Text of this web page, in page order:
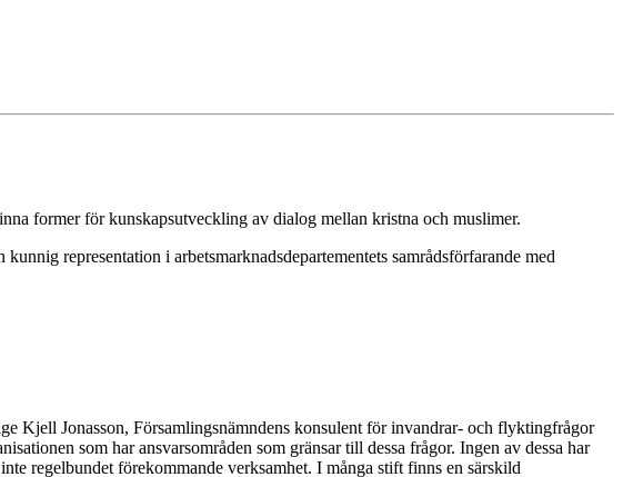
former för kunskapsutveckling av dialog mellan kristna och muslimer.
representation i arbetsmarknadsdepartementets samrådsförfarande med
Kjell Jonasson, Församlingsnämndens konsulent för invandrar- och flyktingfrågor
som har ansvarsområden som gränsar till dessa frågor. Ingen av dessa har
regelbundet förekommande verksamhet. I många stift finns en särskild